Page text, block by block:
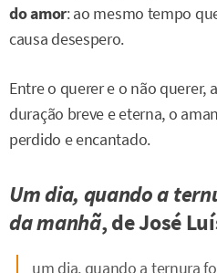
do amor: ao mesmo tempo
causa desespero.
Entre o querer e o não querer,
duração breve e eterna, o
perdido e encantado.
Um dia, quando a
da manhã, de José
um dia, quando a ternura